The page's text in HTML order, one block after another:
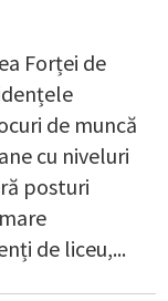
Forței de
de muncă
cu niveluri
posturi
de liceu,